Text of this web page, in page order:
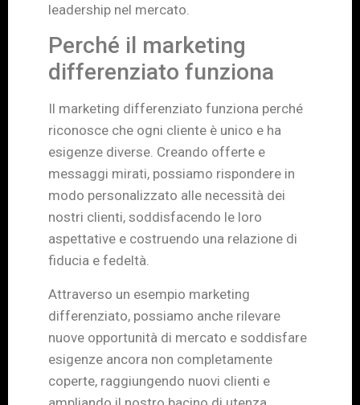
leadership nel mercato.
Perché il marketing
differenziato funziona
Il marketing differenziato funziona perché
riconosce che ogni cliente è unico e ha
esigenze diverse. Creando offerte e
messaggi mirati, possiamo rispondere in
modo personalizzato alle necessità dei
nostri clienti, soddisfacendo le loro
aspettative e costruendo una relazione di
fiducia e fedeltà.
Attraverso un esempio marketing
differenziato, possiamo anche rilevare
nuove opportunità di mercato e soddisfare
esigenze ancora non completamente
coperte, raggiungendo nuovi clienti e